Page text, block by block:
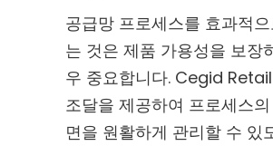
공급망 프로세스를 효과적
는 것은 제품 가용성을 보장
우 중요합니다. Cegid
조달을 제공하여 프로세스
면을 원활하게 관리할 수 있